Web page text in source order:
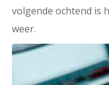
volgende ochtend is
weer.